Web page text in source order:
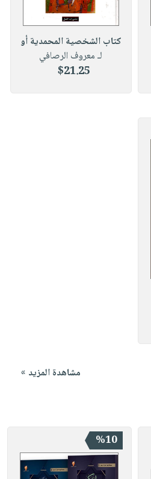
كتاب الشخصية المحمدية أو
لـ معروف الرصافي
$21.25
مشاهدة المزيد »
%10